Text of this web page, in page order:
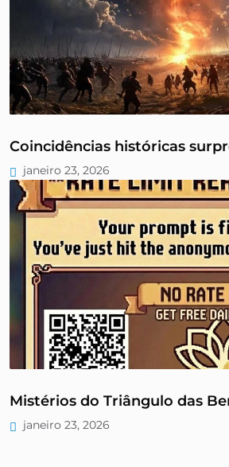
Coincidências históricas
janeiro 23, 2026
Mistérios do Triângulo das
janeiro 23, 2026